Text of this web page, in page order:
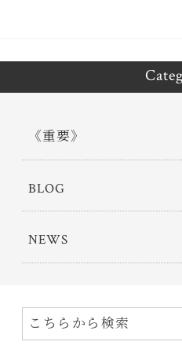
《重要》
BLOG
NEWS